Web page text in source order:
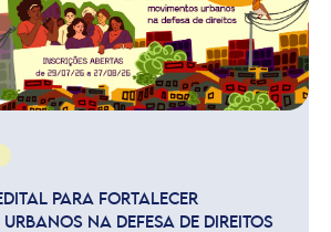
PARA FORTALECER
NA DEFESA DE DIREITOS